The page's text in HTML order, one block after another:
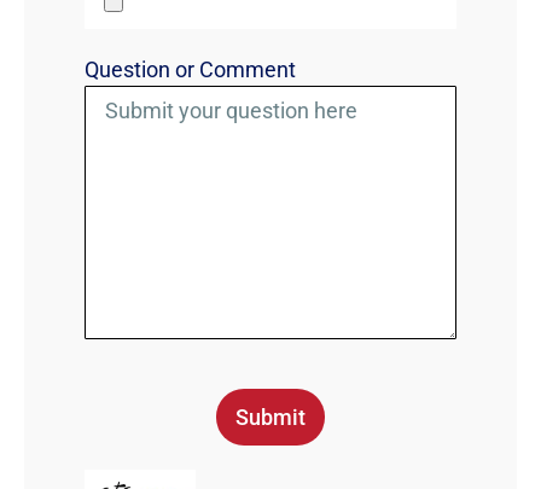
Question or Comment
Submit